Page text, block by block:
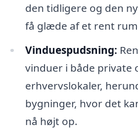
den tidligere og den
få glæde af et rent
Vinduespudsning:
vinduer i både private
erhvervslokaler,
bygninger, hvor det
nå højt op.